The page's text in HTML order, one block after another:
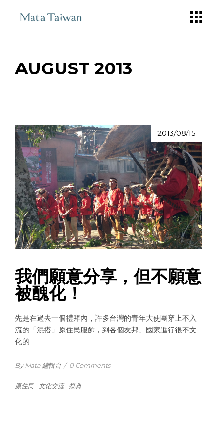
AUGUST 2013
2013/08/15
我們願意分享，但不願意
被醜化！
先是在過去一個禮拜內，許多台灣的青年大使團穿上不入
流的「混搭」原住民服飾，到各個友邦、國家進行很不文
化的
By Mata 編輯台 / 0 Comments
原住民 文化交流 祭典